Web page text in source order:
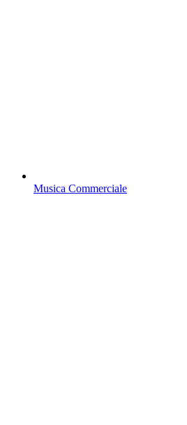
Musica Commerciale